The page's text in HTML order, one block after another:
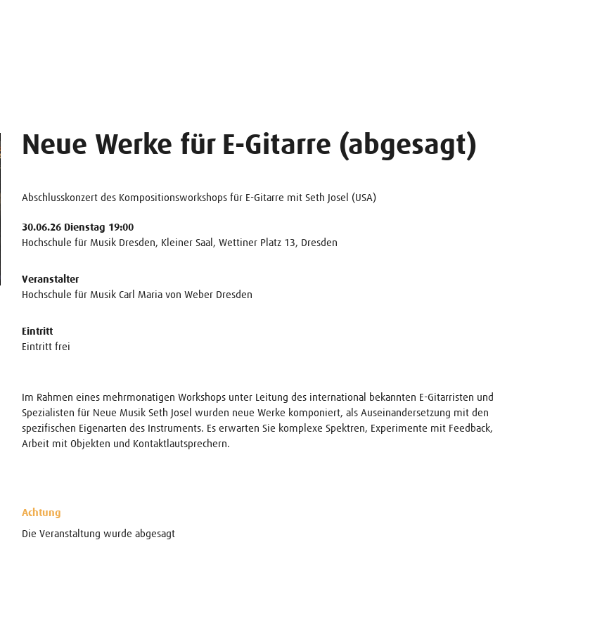
Neue Werke für E-Gitarre (abgesagt)
Abschlusskonzert des Kompositionsworkshops für E-Gitarre mit Seth Josel (USA)
30.06.26 Dienstag 19:00
Hochschule für Musik Dresden, Kleiner Saal, Wettiner Platz 13, Dresden
Veranstalter
Hochschule für Musik Carl Maria von Weber Dresden
Eintritt
Eintritt frei
Im Rahmen eines mehrmonatigen Workshops unter Leitung des international bekannten E-Gitarristen und
Spezialisten für Neue Musik Seth Josel wurden neue Werke komponiert, als Auseinandersetzung mit den
spezifischen Eigenarten des Instruments. Es erwarten Sie komplexe Spektren, Experimente mit Feedback,
Arbeit mit Objekten und Kontaktlautsprechern.
Achtung
Die Veranstaltung wurde abgesagt